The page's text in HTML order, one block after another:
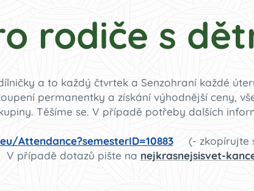
rodiče s
a to každý čtvrtek a Senzohraní každé
permanentky a získání výhodnější ceny,
Těšíme se. V případě potřeby dalších
Attendance?semesterID=10883
(- zkopírujte
pište na nejkrasnejsisvet-